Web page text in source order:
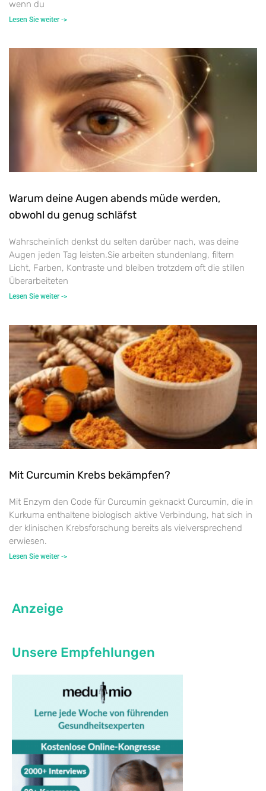
wenn du
Lesen Sie weiter ->
Warum deine Augen abends müde werden,
obwohl du genug schläfst
Wahrscheinlich denkst du selten darüber nach, was deine
Augen jeden Tag leisten.Sie arbeiten stundenlang, filtern
Licht, Farben, Kontraste und bleiben trotzdem oft die stillen
Überarbeiteten
Lesen Sie weiter ->
Mit Curcumin Krebs bekämpfen?
Mit Enzym den Code für Curcumin geknackt Curcumin, die in
Kurkuma enthaltene biologisch aktive Verbindung, hat sich in
der klinischen Krebsforschung bereits als vielversprechend
erwiesen.
Lesen Sie weiter ->
Anzeige
Unsere Empfehlungen